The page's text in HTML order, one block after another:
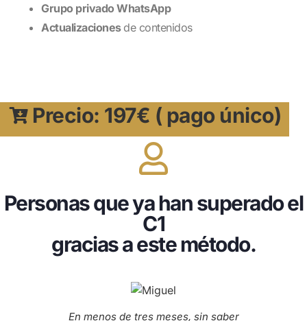
Grupo privado WhatsApp
Actualizaciones de contenidos
Precio: 197€ ( pago único)
Personas que ya han superado el
C1
gracias a este método.
En menos de tres meses, sin saber